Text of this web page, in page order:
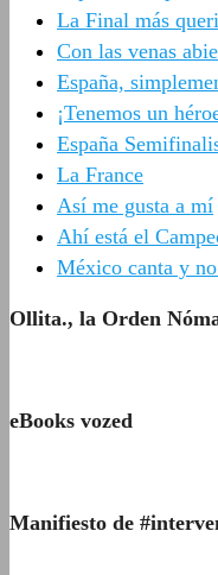
La Final más
Con las venas
España,
¡Tenemos un
España
La France
Así me gusta a mí
Ahí está el
México canta y
Ollita., la Orden
eBooks vozed
Manifiesto de